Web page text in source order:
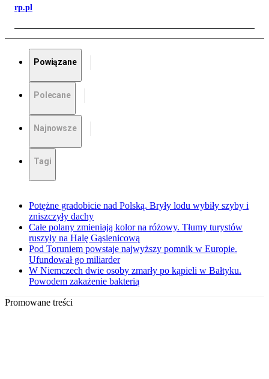
rp.pl
Powiązane
Polecane
Najnowsze
Tagi
Potężne gradobicie nad Polską. Bryły lodu wybiły szyby i
zniszczyły dachy
Całe polany zmieniają kolor na różowy. Tłumy turystów
ruszyły na Halę Gąsienicową
Pod Toruniem powstaje najwyższy pomnik w Europie.
Ufundował go miliarder
W Niemczech dwie osoby zmarły po kąpieli w Bałtyku.
Powodem zakażenie bakterią
Promowane treści